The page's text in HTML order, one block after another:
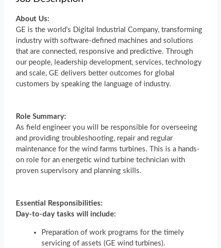
About Us:
GE is the world’s Digital Industrial Company, transforming
industry with software-defined machines and solutions
that are connected, responsive and predictive. Through
our people, leadership development, services, technology
and scale, GE delivers better outcomes for global
customers by speaking the language of industry.
Role Summary:
As field engineer you will be responsible for overseeing
and providing troubleshooting, repair and regular
maintenance for the wind farms turbines. This is a hands-
on role for an energetic wind turbine technician with
proven supervisory and planning skills.
Essential Responsibilities:
Day-to-day tasks will include:
Preparation of work programs for the timely
servicing of assets (GE wind turbines).